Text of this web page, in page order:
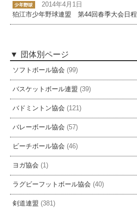
2014年4月1日
狛江市少年野球連盟 第44回春季大会日程
団体別ページ
ソフトボール協会 (99)
バスケットボール連盟 (39)
バドミントン協会 (121)
バレーボール協会 (57)
ビーチボール協会 (46)
ヨガ協会 (1)
ラグビーフットボール協会 (40)
剣道連盟 (381)